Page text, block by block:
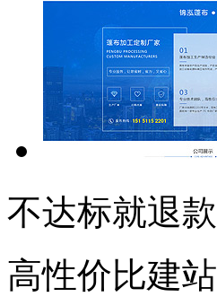
不达标就退款
高性价比建站